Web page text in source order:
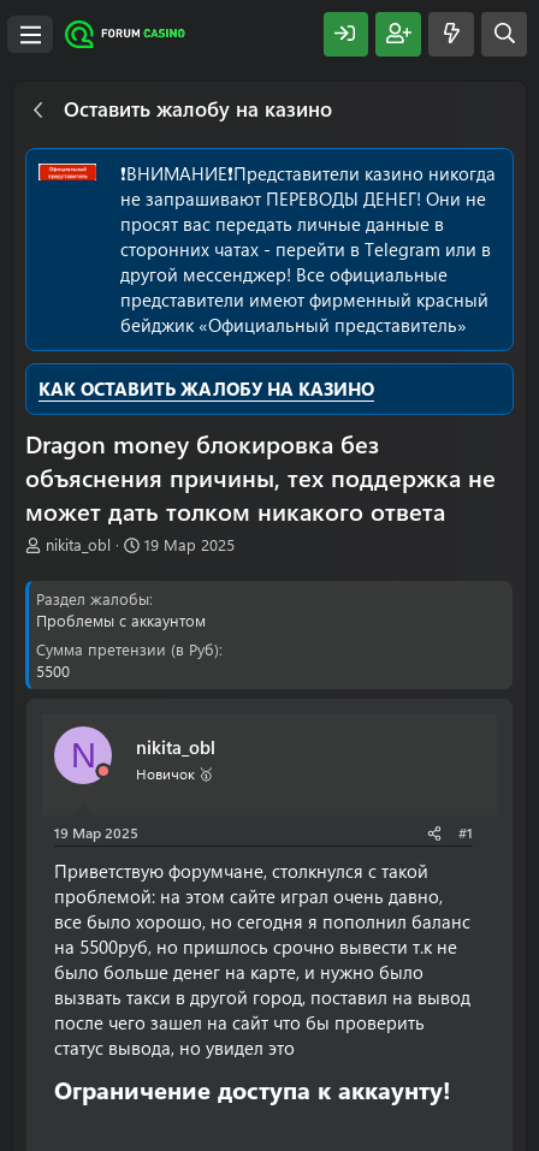
Оставить жалобу на казино
❗️ВНИМАНИЕ❗️Представители казино никогда
не запрашивают ПЕРЕВОДЫ ДЕНЕГ! Они не
просят вас передать личные данные в
сторонних чатах - перейти в Telegram или в
другой мессенджер! Все официальные
представители имеют фирменный красный
бейджик «Официальный представитель»
КАК ОСТАВИТЬ ЖАЛОБУ НА КАЗИНО
Dragon money блокировка без
объяснения причины, тех поддержка не
может дать толком никакого ответа
А
о
р
т
е
nikita_obl
Д
а
н
а
а
19 Мар 2025
Раздел жалобы
Проблемы с аккаунтом
Сумма претензии (в Руб)
5500
N nikita_obl
Новичок 🥇
19 Мар 2025 #1
Приветствую форумчане, столкнулся с такой
проблемой: на этом сайте играл очень давно,
все было хорошо, но сегодня я пополнил баланс
на 5500руб, но пришлось срочно вывести т.к не
было больше денег на карте, и нужно было
вызвать такси в другой город, поставил на вывод
после чего зашел на сайт что бы проверить
статус вывода, но увидел это
Ограничение доступа к аккаунту!​